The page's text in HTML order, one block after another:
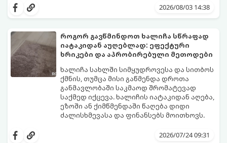
კანონები და გამოცდილი ყოფითი ხრიკები,
სასიამოვნო სიგრილე სპეციალური
ტექნიკის გარეშეც.
გთავაზობთ 10 საუკეთესო და
ხელმისაწვდომ მეთოდს:
2026/08/03 14:38
როგორ გავწმინდოთ ხალიჩა სწრაფად
იატაკიდან აუღებლად: ეფექტური
ხრიკები და აპრობირებული მეთოდები
ხალიჩა სახლში სიმყუდროვესა და სითბოს
ქმნის, თუმცა მისი გაწმენდა დროთა
განმავლობაში საკმაოდ შრომატევად
საქმედ იქცევა. ხალიჩის იატაკიდან აღება,
ეზოში ან ქიმწმენდაში წაღება დიდი
ძალისხმევასა და ფინანსებს მოითხოვს.
ეფექტური, ბიუჯეტური და აპრობირებული
2026/07/24 09:31